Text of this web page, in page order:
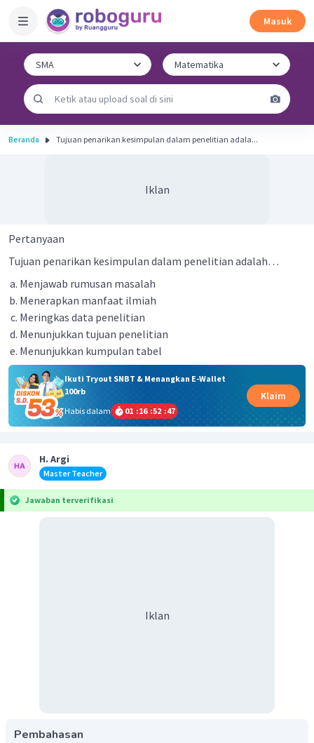
Masuk
Beranda Tujuan penarikan kesimpulan dalam penelitian adala...
Iklan
Pertanyaan
Tujuan penarikan kesimpulan dalam penelitian adalah…
Menjawab rumusan masalah
Menerapkan manfaat ilmiah
Meringkas data penelitian
Menunjukkan tujuan penelitian
Menunjukkan kumpulan tabel
Ikuti Tryout SNBT & Menangkan E-Wallet
100rb
Habis dalam
01 :16 :52 :47
Klaim
H. Argi
Master Teacher
Jawaban terverifikasi
Iklan
Pembahasan